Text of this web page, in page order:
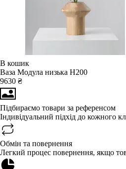
В кошик
Ваза Модула низька Н200
9630 ₴
Підбираємо товари за референсом
Індивідуальний підхід до кожного
Обмін та повернення